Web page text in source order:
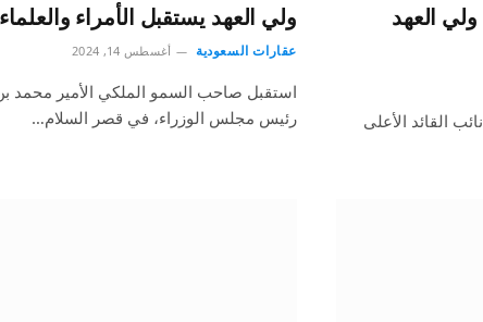
العهد
القائد الأعلى
ولي العهد يستقبل الأمراء
عقارات السعودية أغسطس 14, 2024
استقبل صاحب السمو الملكي الأمير محمد
رئيس مجلس الوزراء، في قصر السلام…